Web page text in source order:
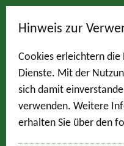
Hinweis zur
Cookies erleichtern
Dienste. Mit der
sich damit
verwenden. Weitere
erhalten Sie über den